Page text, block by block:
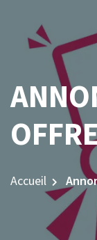
Accueil